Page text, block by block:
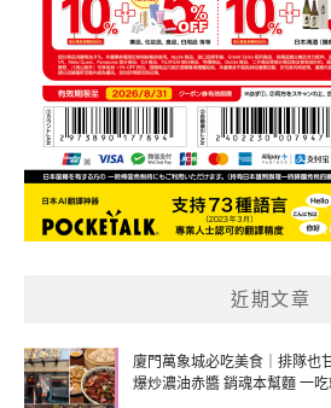
近期文章
廈門萬象城必吃美食｜排隊也
爆炒濃油赤醬 銷魂本幫麵 一吃